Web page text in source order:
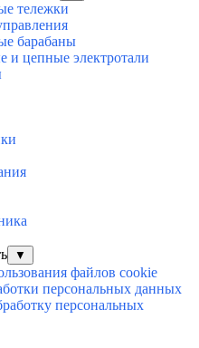
тележки
барабаны
и цепные электротали
▼
файлов cookie
персональных данных
персональных